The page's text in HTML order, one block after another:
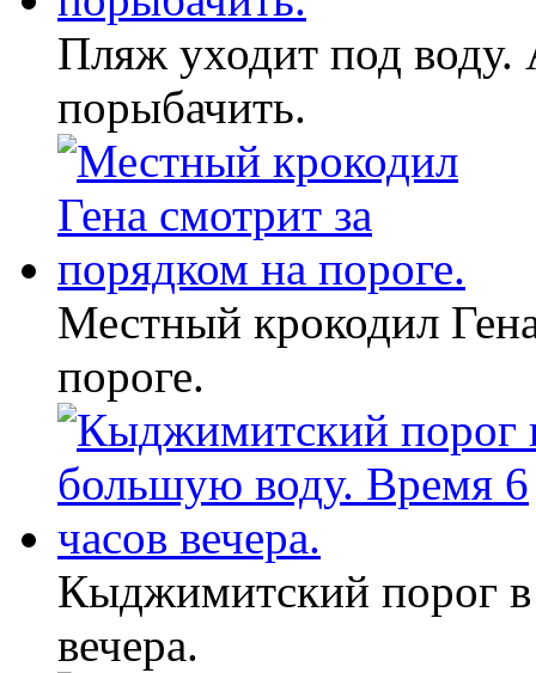
Пляж уходит под воду.
порыбачить.
Местный крокодил
пороге.
Кыджимитский порог
вечера.